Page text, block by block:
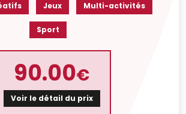
Jeux Multi-activités
Sport
90.00€
Voir le détail du prix